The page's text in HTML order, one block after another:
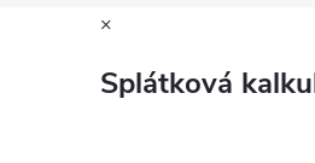
×
Splátková